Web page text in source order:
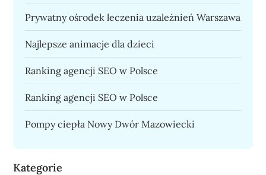
Prywatny ośrodek leczenia uzależnień Warszawa
Najlepsze animacje dla dzieci
Ranking agencji SEO w Polsce
Ranking agencji SEO w Polsce
Pompy ciepła Nowy Dwór Mazowiecki
Kategorie